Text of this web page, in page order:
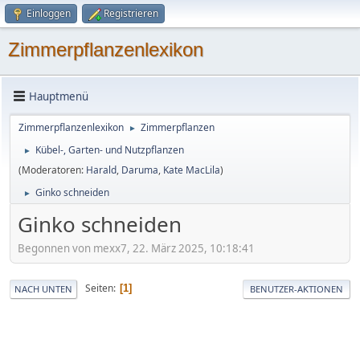
Einloggen Registrieren
Zimmerpflanzenlexikon
Hauptmenü
Zimmerpflanzenlexikon ► Zimmerpflanzen
►
Kübel-, Garten- und Nutzpflanzen
(Moderatoren: Harald, Daruma, Kate MacLila)
► Ginko schneiden
Ginko schneiden
Begonnen von mexx7, 22. März 2025, 10:18:41
NACH UNTEN Seiten 1 BENUTZER-AKTIONEN